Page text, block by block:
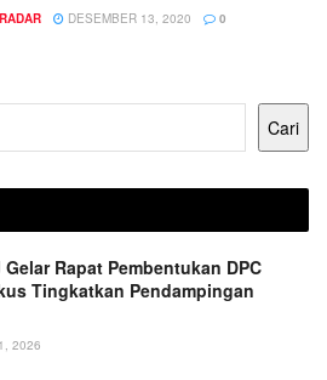
DESEMBER 13, 2020 0
Cari
Gelar Rapat Pembentukan DPC
Tingkatkan Pendampingan
2026